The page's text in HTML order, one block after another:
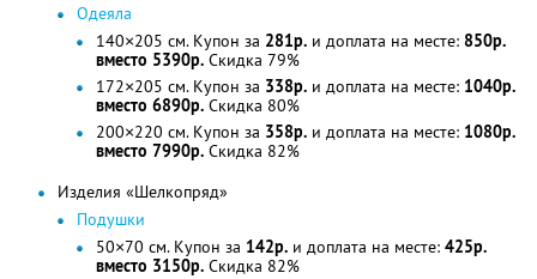
Одеяла
140×205 см. Купон за 281р. и доплата на месте: 850р.
вместо 5390р. Скидка 79%
172×205 см. Купон за 338р. и доплата на месте: 1040р.
вместо 6890р. Скидка 80%
200×220 см. Купон за 358р. и доплата на месте: 1080р.
вместо 7990р. Скидка 82%
Изделия «Шелкопряд»
Подушки
50×70 см. Купон за 142р. и доплата на месте: 425р.
вместо 3150р. Скидка 82%